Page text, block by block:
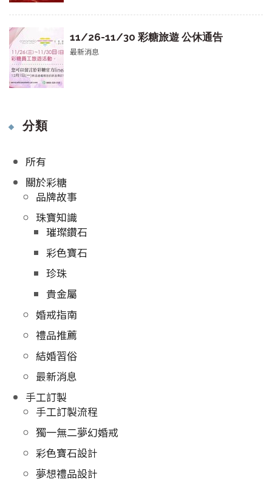
11/26-11/30 彩糖旅遊 公休通告
最新消息
分類
所有
關於彩糖
品牌故事
珠寶知識
璀璨鑽石
彩色寶石
珍珠
貴金屬
婚戒指南
禮品推薦
結婚習俗
最新消息
手工訂製
手工訂製流程
獨一無二夢幻婚戒
彩色寶石設計
夢想禮品設計